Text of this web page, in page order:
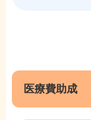
こ
ま
ブ
ビ
医療費助成